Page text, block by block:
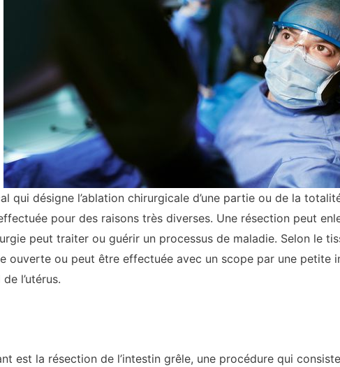
qui désigne l’ablation chirurgicale d’une partie ou de la totalité
pour des raisons très diverses. Une résection peut
peut traiter ou guérir un processus de maladie. Selon le
ouverte ou peut être effectuée avec un scope par une petite
l’utérus.
est la résection de l’intestin grêle, une procédure qui